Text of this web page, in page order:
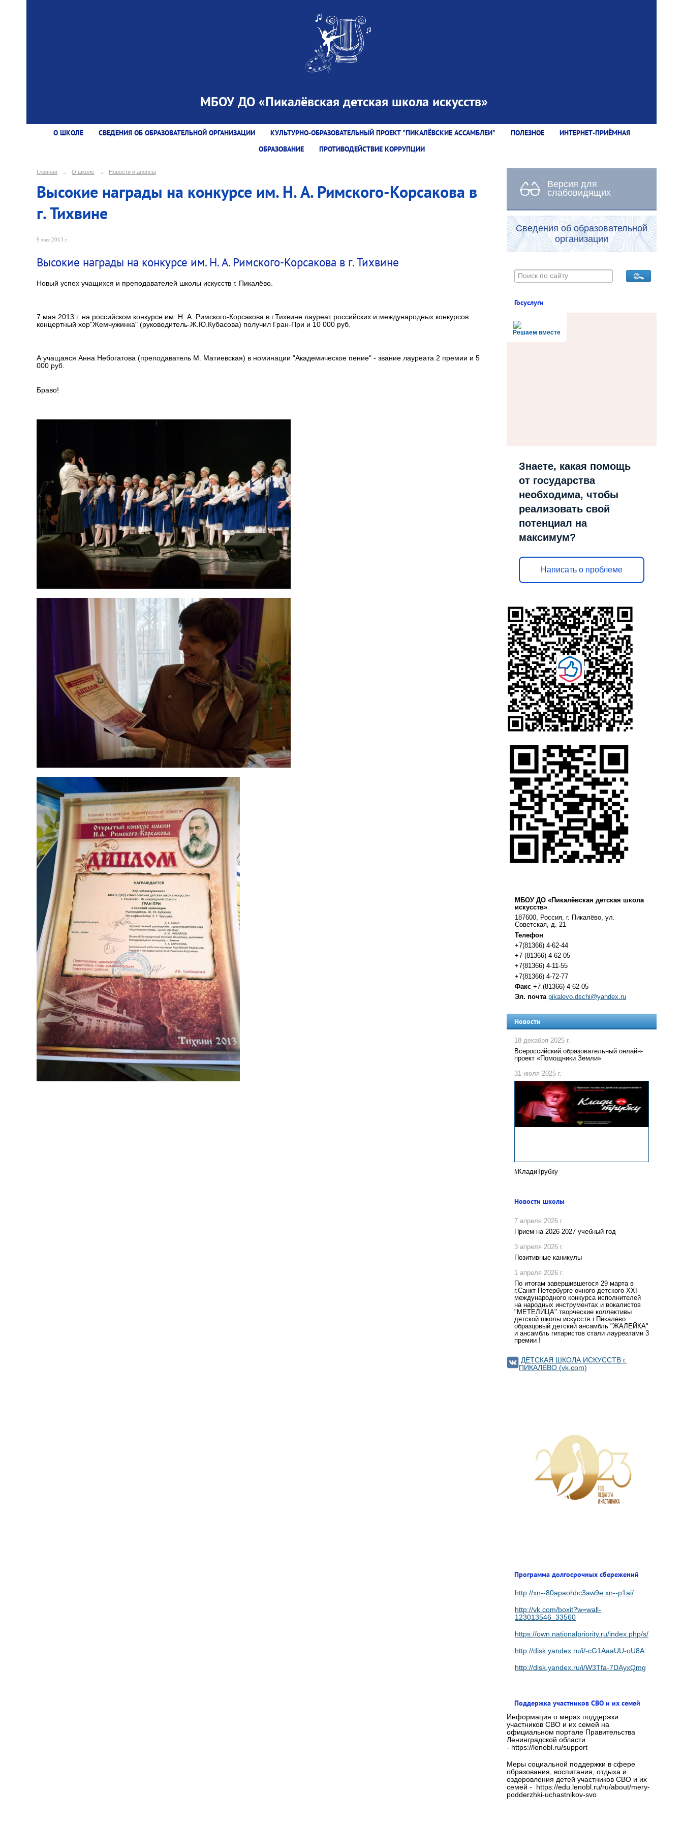
МБОУ ДО «Пикалёвская детская школа искусств»
О ШКОЛЕ СВЕДЕНИЯ ОБ ОБРАЗОВАТЕЛЬНОЙ ОРГАНИЗАЦИИ КУЛЬТУРНО-ОБРАЗОВАТЕЛЬНЫЙ ПРОЕКТ "ПИКАЛЁВСКИЕ АССАМБЛЕИ" ПОЛЕЗНОЕ
ИНТЕРНЕТ-ПРИЁМНАЯ
ОБРАЗОВАНИЕ
ПРОТИВОДЕЙСТВИЕ КОРРУПЦИИ
Главная → О школе → Новости и анонсы
Высокие награды на конкурсе им. Н. А. Римского-Корсакова в
г. Тихвине
9 мая 2013 г.
Высокие награды на конкурсе им. Н. А. Римского-Корсакова в г. Тихвине
Новый успех учащихся и преподавателей школы искусств г. Пикалёво.
7 мая 2013 г. на российском конкурсе им. Н. А. Римского-Корсакова в г.Тихвине лауреат российских и международных конкурсов
концертный хор"Жемчужинка" (руководитель-Ж.Ю.Кубасова) получил Гран-При и 10 000 руб.
А учащаяся Анна Небогатова (преподаватель М. Матиевская) в номинации "Академическое пение" - звание лауреата 2 премии и 5
000 руб.
Браво!
Версия для
слабовидящих
Сведения об образовательной
организации
Госуслуги
Решаем вместе
Знаете, какая помощь
от государства
необходима, чтобы
реализовать свой
потенциал на
максимум?
Написать о проблеме
МБОУ ДО «Пикалёвская детская школа
искусств»
187600, Россия, г. Пикалёво, ул.
Советская, д. 21
Телефон
+7(81366) 4-62-44
+7 (81366) 4-62-05
+7(81366) 4-11-55
+7(81366) 4-72-77
Факс +7 (81366) 4-62-05
Эл. почта pikalevo.dschi@yandex.ru
Новости
18 декабря 2025 г.
Всероссийский образовательный онлайн-
проект «Помощники Земли»
31 июля 2025 г.
#КладиТрубку
Новости школы
7 апреля 2026 г.
Прием на 2026-2027 учебный год
3 апреля 2026 г.
Позитивные каникулы
1 апреля 2026 г.
По итогам завершившегося 29 марта в
г.Санкт-Петербурге очного детского XXI
международного конкурса исполнителей
на народных инструментах и вокалистов
"МЕТЕЛИЦА" творческие коллективы
детской школы искусств г.Пикалёво
образцовый детский ансамбль "ЖАЛЕЙКА"
и ансамбль гитаристов стали лауреатами 3
премии !
ДЕТСКАЯ ШКОЛА ИСКУССТВ г.
ПИКАЛЁВО (vk.com)
Программа долгосрочных сбережений
http://xn--80apaohbc3aw9e.xn--p1ai/
http://vk.com/boxit?w=wall-
123013546_33560
https://own.nationalpriority.ru/index.php/s/
http://disk.yandex.ru/i/-cG1AaaUU-oU8A
http://disk.yandex.ru/i/W3Tfa-7DAyxQmg
Поддержка участников СВО и их семей
Информация о мерах поддержки
участников СВО и их семей на
официальном портале Правительства
Ленинградской области
- https://lenobl.ru/support
Меры социальной поддержки в сфере
образования, воспитания, отдыха и
оздоровления детей участников СВО и их
семей - https://edu.lenobl.ru/ru/about/mery-
podderzhki-uchastnikov-svo